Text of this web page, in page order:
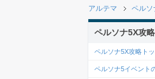
アルテマ ペルソ
ペルソナ5X攻略
ペルソナ5X攻略ト
ペルソナ5イベント